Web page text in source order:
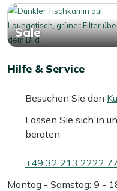
Sale
Hilfe & Service
Besuchen Sie den
Lassen Sie sich in
beraten
+49 32 213 2222
Montag - Samstag: 9 -